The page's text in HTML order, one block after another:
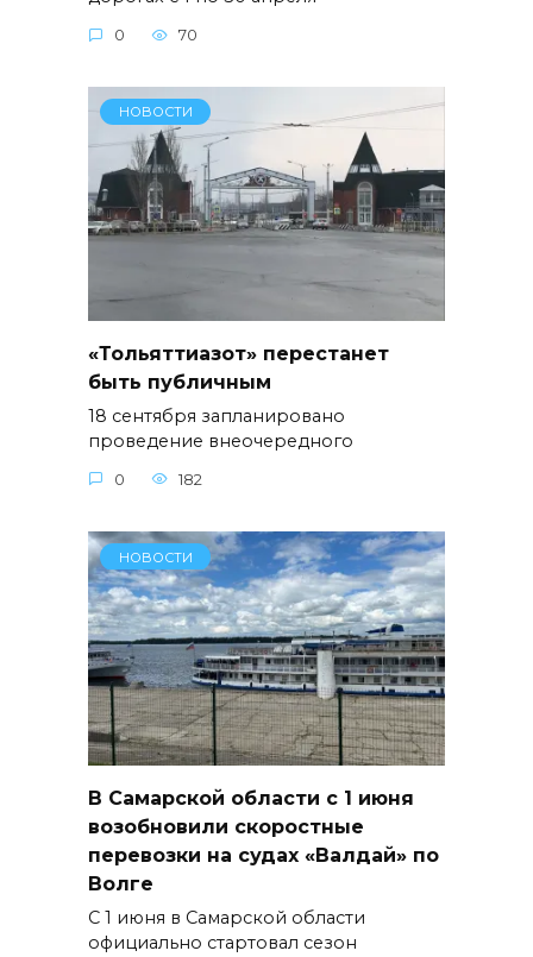
0 70
НОВОСТИ
«Тольяттиазот» перестанет
быть публичным
18 сентября запланировано
проведение внеочередного
0 182
НОВОСТИ
В Самарской области с 1 июня
возобновили скоростные
перевозки на судах «Валдай» по
Волге
С 1 июня в Самарской области
официально стартовал сезон